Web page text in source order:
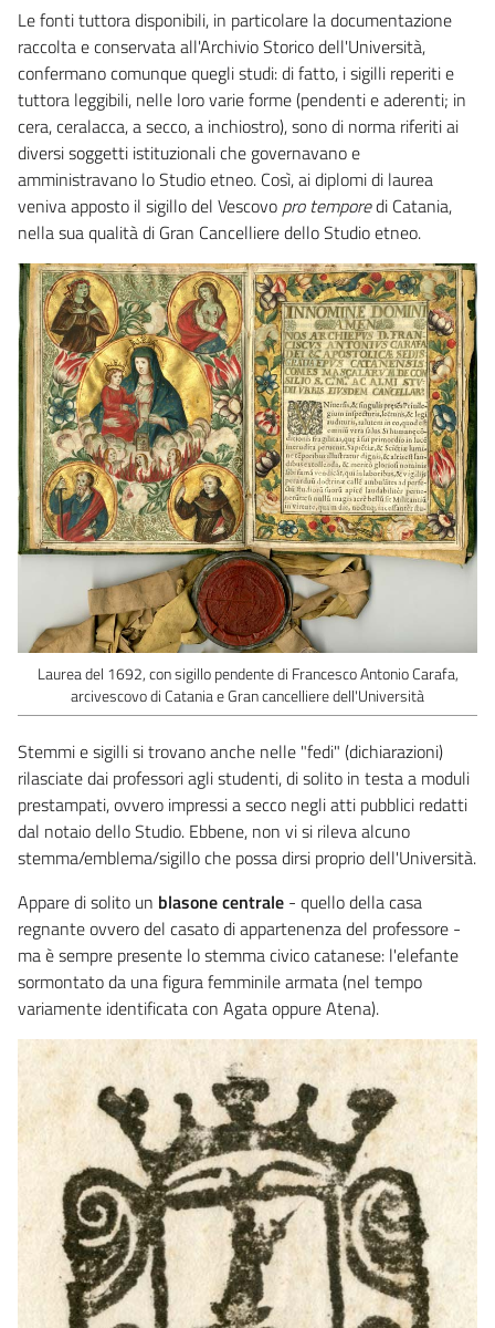
Le fonti tuttora disponibili, in particolare la documentazione
raccolta e conservata all'Archivio Storico dell'Università,
confermano comunque quegli studi: di fatto, i sigilli reperiti e
tuttora leggibili, nelle loro varie forme (pendenti e aderenti; in
cera, ceralacca, a secco, a inchiostro), sono di norma riferiti ai
diversi soggetti istituzionali che governavano e
amministravano lo Studio etneo. Così, ai diplomi di laurea
veniva apposto il sigillo del Vescovo pro temporedi Catania,
nella sua qualità di Gran Cancelliere dello Studio etneo.
Laurea del 1692, con sigillo pendente di Francesco Antonio Carafa,
arcivescovo di Catania e Gran cancelliere dell'Università
Stemmi e sigilli si trovano anche nelle "fedi" (dichiarazioni)
rilasciate dai professori agli studenti, di solito in testa a moduli
prestampati, ovvero impressi a secco negli atti pubblici redatti
dal notaio dello Studio. Ebbene, non vi si rileva alcuno
stemma/emblema/sigillo che possa dirsi proprio dell'Università.
Appare di solito un blasone centrale - quello della casa
regnante ovvero del casato di appartenenza del professore -
ma è sempre presente lo stemma civico catanese: l'elefante
sormontato da una figura femminile armata (nel tempo
variamente identificata con Agata oppure Atena).